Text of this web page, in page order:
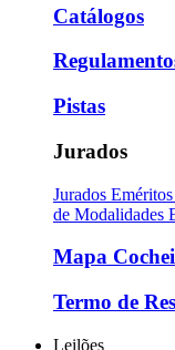
Catálogos
Pistas
Jurados
Jurados Eméritos
de Modalidades
Mapa
Termo de
Leilões